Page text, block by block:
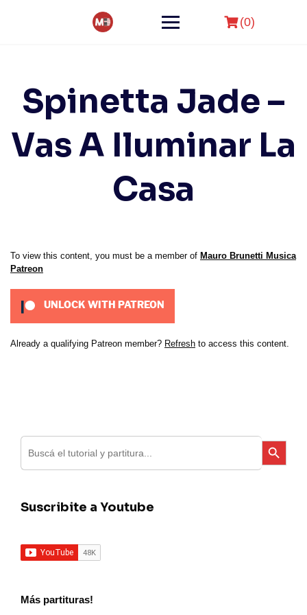
(0)
Spinetta Jade –
Vas A Iluminar La
Casa
To view this content, you must be a member of Mauro Brunetti Musica
Patreon
UNLOCK WITH PATREON
Already a qualifying Patreon member? Refresh to access this content.
Search
for:
Search Button
Suscribite a Youtube
Más partituras!